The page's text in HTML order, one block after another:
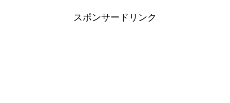
スポンサードリンク